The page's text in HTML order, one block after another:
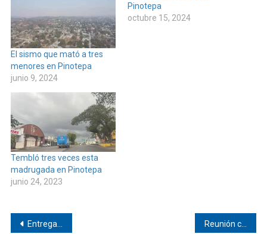
El sismo que mató a tres
menores en Pinotepa
junio 9, 2024
Pinotepa
octubre 15, 2024
Tembló tres veces esta
madrugada en Pinotepa
junio 24, 2023
Navegación
Entrega apoyos alimentarios a madres y niñez en Mechoacán Reunión con transportistas para coordinar tequio en San Juan Colorado